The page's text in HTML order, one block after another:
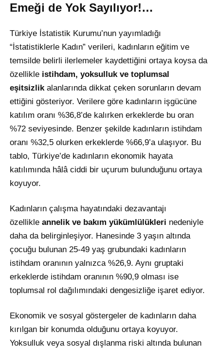
Emeği de Yok Sayılıyor!…
Türkiye İstatistik Kurumu’nun yayımladığı
“İstatistiklerle Kadın” verileri, kadınların eğitim ve
temsilde belirli ilerlemeler kaydettiğini ortaya koysa da
özellikle istihdam, yoksulluk ve toplumsal
eşitsizlikalanlarında dikkat çeken sorunların devam
ettiğini gösteriyor. Verilere göre kadınların işgücüne
katılım oranı %36,8’de kalırken erkeklerde bu oran
%72 seviyesinde. Benzer şekilde kadınların istihdam
oranı %32,5 olurken erkeklerde %66,9’a ulaşıyor. Bu
tablo, Türkiye’de kadınların ekonomik hayata
katılımında hâlâ ciddi bir uçurum bulunduğunu ortaya
koyuyor.
Kadınların çalışma hayatındaki dezavantajı
özellikle annelik ve bakım yükümlülükleri nedeniyle
daha da belirginleşiyor. Hanesinde 3 yaşın altında
çocuğu bulunan 25-49 yaş grubundaki kadınların
istihdam oranının yalnızca %26,9. Aynı gruptaki
erkeklerde istihdam oranının %90,9 olması ise
toplumsal rol dağılımındaki dengesizliğe işaret ediyor.
Ekonomik ve sosyal göstergeler de kadınların daha
kırılgan bir konumda olduğunu ortaya koyuyor.
Yoksulluk veya sosyal dışlanma riski altında bulunan